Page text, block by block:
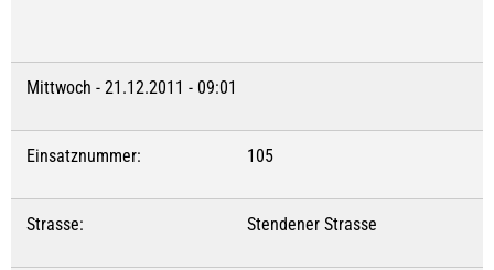
Mittwoch - 21.12.2011 - 09:01
Einsatznummer: 105
Strasse: Stendener Strasse